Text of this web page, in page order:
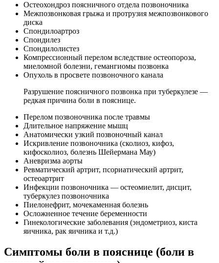
Остеохондроз поясничного отдела позвоночника
Межпозвонковая грыжа и протрузия межпозвонкового
диска
Спондилоартроз
Спондилез
Спондилолистез
Компрессионный перелом вследствие остеопороза,
миеломной болезни, гемангиомы позвонка
Опухоль в просвете позвоночного канала
Разрушение поясничного позвонка при туберкулезе —
редкая причина боли в пояснице.
Перелом позвоночника после травмы
Длительное напряжение мышц
Анатомически узкий позвоночный канал
Искривление позвоночника (сколиоз, кифоз,
кифосколиоз, болезнь Шейермана Мау)
Аневризма аорты
Ревматический артрит, псориатический артрит,
остеоартрит
Инфекции позвоночника — остеомиелит, дисцит,
туберкулез позвоночника
Пиелонефрит, мочекаменная болезнь
Осложненное течение беременности
Гинекологические заболевания (эндометриоз, киста
яичника, рак яичника и т.д.)
Симптомы боли в пояснице (боли в